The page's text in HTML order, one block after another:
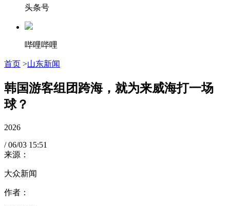
头条号
哔哩哔哩
首页 >山东新闻
韩国游客组团跨海，就为来威海打一场
球？
2026
/ 06/03 15:51
来源：
大众新闻
作者：